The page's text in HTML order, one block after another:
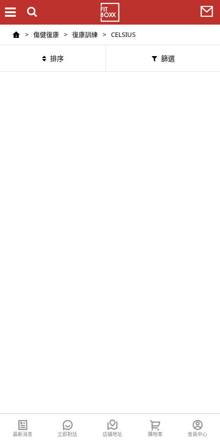
> 傷健復康 > 復康訓練 > CELSIUS
排序 篩選
最新消息 立即對話 店鋪地址 購物車 會員中心